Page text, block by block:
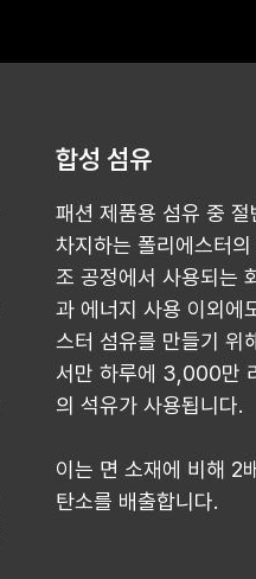
합성 섬유
패션 제품용 섬유 중 절
차지하는 폴리에스터의
조 공정에서 사용되는
과 에너지 사용 이외에
스터 섬유를 만들기 위
서만 하루에 3,000만
의 석유가 사용됩니다.
이는 면 소재에 비해 2
탄소를 배출합니다.